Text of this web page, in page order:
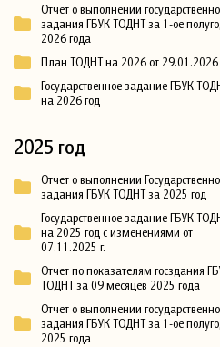
Отчет о выполнении
задания ГБУК ТОДНТ за 1-ое
2026 года
План ТОДНТ на 2026 от 29.01.2026
Государственное задание ГБУК
на 2026 год
2025 год
Отчет о выполнении
задания ГБУК ТОДНТ за 2025 год
Государственное задание ГБУК
на 2025 год с изменениями от
07.11.2025 г.
Отчет по показателям госздания
ТОДНТ за 09 месяцев 2025 года
Отчет о выполнении
задания ГБУК ТОДНТ за 1-ое
2025 года